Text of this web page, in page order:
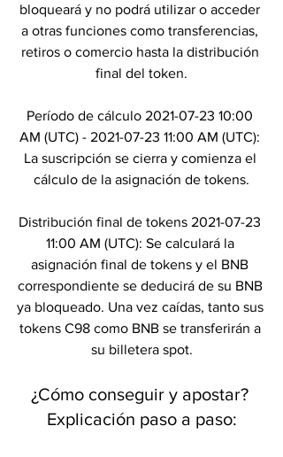
bloqueará y no podrá utilizar o acceder
a otras funciones como transferencias,
retiros o comercio hasta la distribución
final del token.
Período de cálculo 2021-07-23 10:00
AM (UTC) - 2021-07-23 11:00 AM (UTC):
La suscripción se cierra y comienza el
cálculo de la asignación de tokens.
Distribución final de tokens 2021-07-23
11:00 AM (UTC): Se calculará la
asignación final de tokens y el BNB
correspondiente se deducirá de su BNB
ya bloqueado. Una vez caídas, tanto sus
tokens C98 como BNB se transferirán a
su billetera spot.
¿Cómo conseguir y apostar?
Explicación paso a paso: